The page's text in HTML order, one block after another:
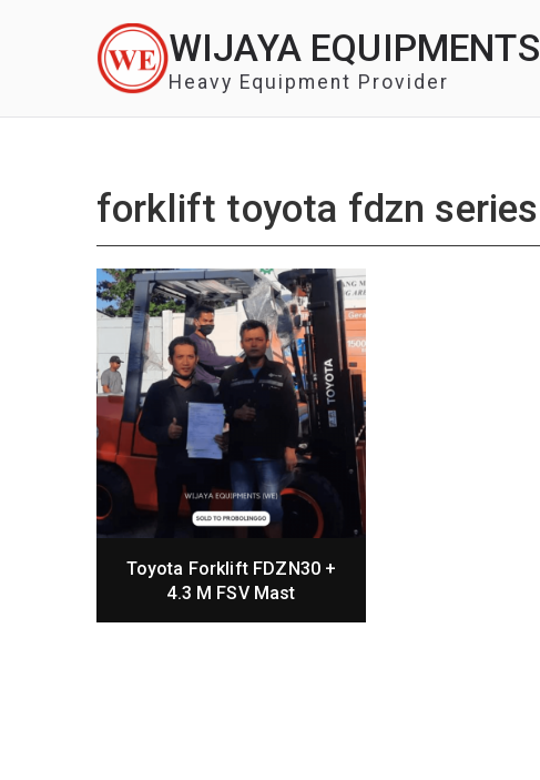
WIJAYA EQUIPMENTS
Heavy Equipment Provider
forklift toyota fdzn series
Toyota Forklift FDZN30 +
4.3 M FSV Mast